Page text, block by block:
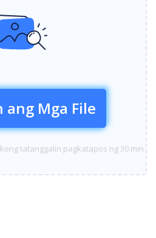
ang Mga File
tatanggalin pagkatapos ng 30 min